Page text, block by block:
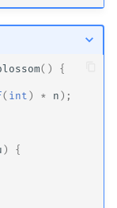
()
{
( int ) * n );
)
{